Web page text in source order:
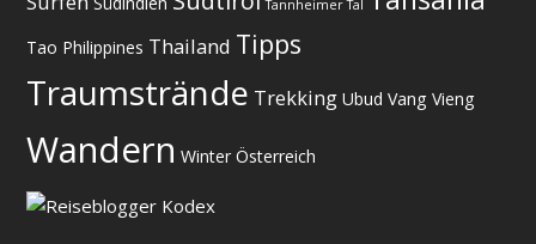
Tannheimer Tal
Tao Philippines Thailand Tipps
Traumstrände Trekking Ubud Vang Vieng
Wandern Winter Österreich